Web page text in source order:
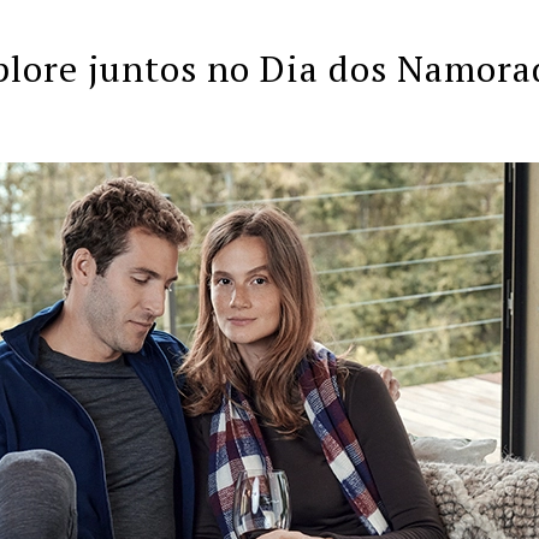
juntos no Dia dos